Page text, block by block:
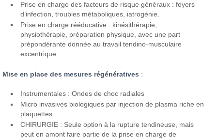
Prise en charge des facteurs de risque généraux : foyers
d’infection, troubles métaboliques, iatrogénie.
Prise en charge rééducative : kinésithérapie,
physiothérapie, préparation physique, avec une part
prépondérante donnée au travail tendino-musculaire
excentrique.
Mise en place des mesures régénératives :
Instrumentales : Ondes de choc radiales
Micro invasives biologiques par injection de plasma riche en
plaquettes
CHIRURGIE : Seule option à la rupture tendineuse, mais
peut en amont faire partie de la prise en charge de